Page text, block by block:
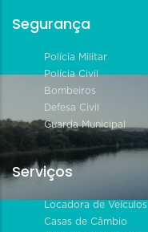
Segurança
Polícia Militar
Polícia Civil
Bombeiros
Defesa Civil
Guarda Municipal
Serviços
Locadora de Veículos
Casas de Câmbio